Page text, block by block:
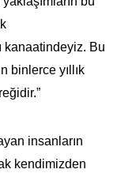
kanaatindeyiz. Bu
binlerce yıllık
insanların
kendimizden